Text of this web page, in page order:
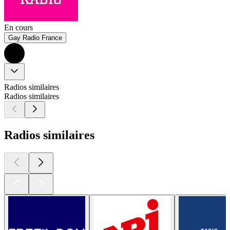
En cours
Gay Radio France
Radios similaires
Radios similaires
Radios similaires